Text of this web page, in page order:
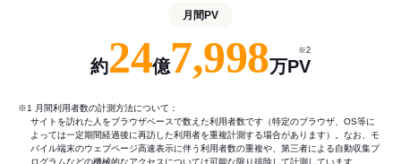
月間PV
約24億7,998万PV
※2
※1 月間利用者数の計測方法について：
サイトを訪れた人をブラウザベースで数えた利用者数です（特定のブラウザ、OS等に
よっては一定期間経過後に再訪した利用者を重複計測する場合があります）。なお、モ
バイル端末のウェブページ高速表示に伴う利用者数の重複や、第三者による自動収集プ
ログラムなどの機械的なアクセスについては可能な限り排除して計測しています。